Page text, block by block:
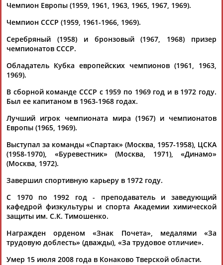
Каримжан
Рамазан
АБДУЛАЕВ
АБДУЛАЕВ
АБДУЛАЗИЗОВАБДУЛБЕКОВ
Чемпион Европы (1959, 1961, 1963, 1965, 1967, 1969).
Чемпион СССР (1959, 1961-1966, 1969).
Серебряный (1958) и бронзовый (1967, 1968) призер
чемпионатов СССР.
Обладатель Кубка европейских чемпионов (1961, 1963,
1969).
В сборной команде СССР с 1959 по 1969 год и в 1972 году.
Был ее капитаном в 1963-1968 годах.
Лучший игрок чемпионата мира (1967) и чемпионатов
Европы (1965, 1969).
Выступал за команды «Спартак» (Москва, 1957-1958), ЦСКА
(1958-1970), «Буревестник» (Москва, 1971), «Динамо»
(Москва, 1972).
Завершил спортивную карьеру в 1972 году.
С 1970 по 1992 год - преподаватель и заведующий
кафедрой физкультуры и спорта Академии химической
защиты им. С.К. Тимошенко.
Награжден орденом «Знак Почета», медалями «За
трудовую доблесть» (дважды), «За трудовое отличие».
Умер 15 июля 2008 года в Конаково Тверской области.